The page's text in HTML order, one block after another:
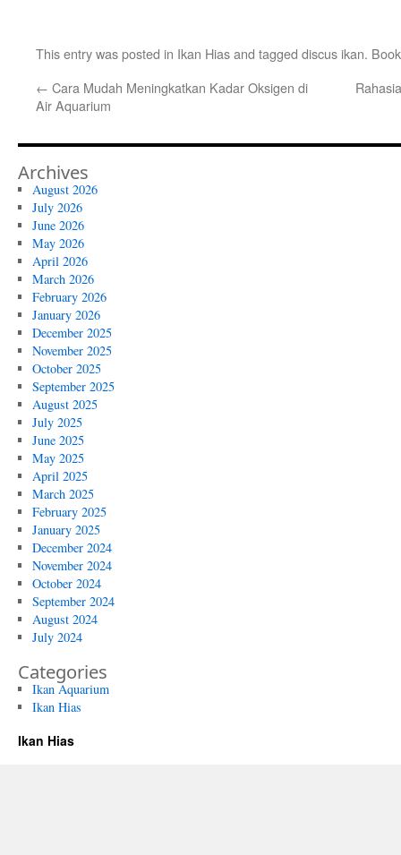
This entry was posted in Ikan Hiasand tagged discus ikan.
← Cara Mudah Meningkatkan Kadar Oksigen di
Air Aquarium
Archives
August 2026
July 2026
June 2026
May 2026
April 2026
March 2026
February 2026
January 2026
December 2025
November 2025
October 2025
September 2025
August 2025
July 2025
June 2025
May 2025
April 2025
March 2025
February 2025
January 2025
December 2024
November 2024
October 2024
September 2024
August 2024
July 2024
Categories
Ikan Aquarium
Ikan Hias
Ikan Hias